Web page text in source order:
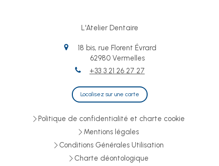
L'Atelier Dentaire
18 bis, rue Florent Évrard
62980 Vermelles
+33 3 21 26 27 27
Localisez sur une carte
Politique de confidentialité et charte cookie
Mentions légales
Conditions Générales Utilisation
Charte déontologique